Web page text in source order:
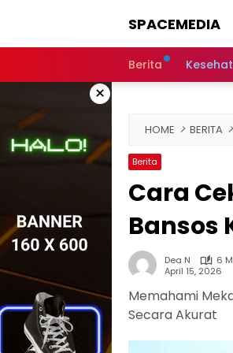
SPACEMEDIA
Berita
×
HOME BERITA
Berita
Cara
Bansos
Dea N
6
April 15, 2026
Memahami
Secara Akurat